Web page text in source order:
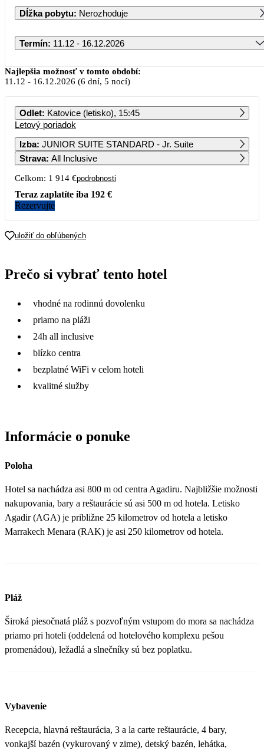
Dĺžka pobytu: Nerozhoduje
Termín: 11.12 - 16.12.2026
December 2026
PO UT ST ŠT PI SO NE
1 041 1 487 982 1 447
8
14
1 357
16
1 067
21 22 23 24 25 26 27
Najlepšia možnosť v tomto období:
11.12 - 16.12.2026 (6 dní, 5 nocí)
Odlet: Katovice (letisko), 15:45
Letový poriadok
Izba: JUNIOR SUITE STANDARD - Jr. Suite
Strava: All Inclusive
Celkom: 1 914 €podrobnosti
Teraz zaplatíte iba 192 €
Rezervujte
uložiť do obľúbených
Prečo si vybrať tento hotel
vhodné na rodinnú dovolenku
priamo na pláži
24h all inclusive
blízko centra
bezplatné WiFi v celom hoteli
kvalitné služby
Informácie o ponuke
Poloha
Hotel sa nachádza asi 800 m od centra Agadiru. Najbližšie možnosti
nakupovania, bary a reštaurácie sú asi 500 m od hotela. Letisko
Agadir (AGA) je približne 25 kilometrov od hotela a letisko
Marrakech Menara (RAK) je asi 250 kilometrov od hotela.
Pláž
Široká piesočnatá pláž s pozvoľným vstupom do mora sa nachádza
priamo pri hoteli (oddelená od hotelového komplexu pešou
promenádou), ležadlá a slnečníky sú bez poplatku.
Vybavenie
Recepcia, hlavná reštaurácia, 3 a la carte reštaurácie, 4 bary,
vonkajší bazén (vykurovaný v zime), detský bazén, lehátka,